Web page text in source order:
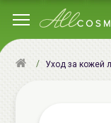
Уход за кожей